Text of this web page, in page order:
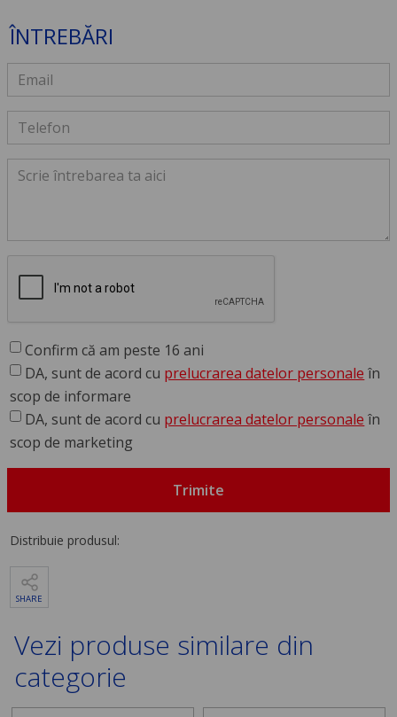
ÎNTREBĂRI
Confirm că am peste 16 ani
DA, sunt de acord cu prelucrarea datelor personale în
scop de informare
DA, sunt de acord cu prelucrarea datelor personale în
scop de marketing
Trimite
Distribuie produsul:
SHARE
Vezi produse similare din
categorie